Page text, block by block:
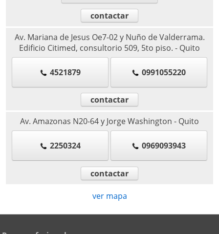
contactar
Av. Mariana de Jesus Oe7-02 y Nuño de Valderrama.
Edificio Citimed, consultorio 509, 5to piso. - Quito
4521879 0991055220
contactar
Av. Amazonas N20-64 y Jorge Washington - Quito
2250324 0969093943
contactar
ver mapa